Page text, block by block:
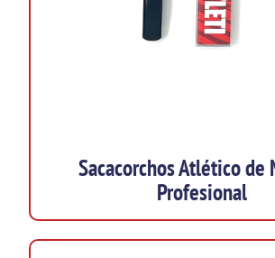
Sacacorchos Atlético de
Profesional